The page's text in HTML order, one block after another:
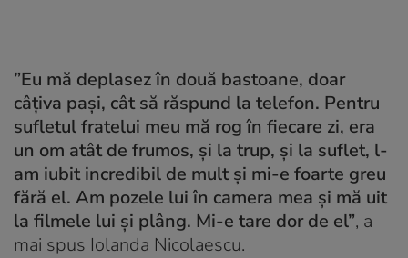
”Eu mă deplasez în două bastoane, doar
câțiva pași, cât să răspund la telefon. Pentru
sufletul fratelui meu mă rog în fiecare zi, era
un om atât de frumos, și la trup, și la suflet, l-
am iubit incredibil de mult și mi-e foarte greu
fără el. Am pozele lui în camera mea și mă uit
la filmele lui și plâng. Mi-e tare dor de el”, a
mai spus Iolanda Nicolaescu.